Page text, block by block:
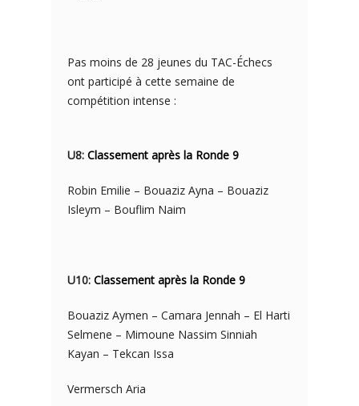
Pas moins de 28 jeunes du TAC-Échecs
ont participé à cette semaine de
compétition intense :
U8: Classement après la Ronde 9
Robin Emilie – Bouaziz Ayna – Bouaziz
Isleym – Bouflim Naim
U10: Classement après la Ronde 9
Bouaziz Aymen – Camara Jennah – El Harti
Selmene – Mimoune Nassim Sinniah
Kayan – Tekcan Issa
Vermersch Aria